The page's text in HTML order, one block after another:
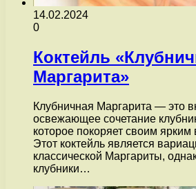
14.02.2024
0
Коктейль
Маргарита»
Клубничная Маргарита — это
освежающее сочетание
которое покоряет своим
Этот коктейль является
классической Маргариты,
клубники…